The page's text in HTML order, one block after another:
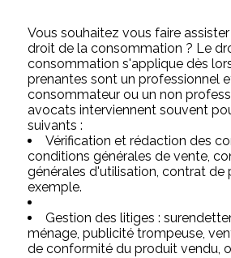
Vous souhaitez vous faire
droit de la consommation ? Le
consommation s'applique dès
prenantes sont un professionnel
consommateur ou un non
avocats interviennent souvent
suivants :
Vérification et rédaction des
conditions générales de vente,
générales d'utilisation, contrat de
exemple.
Gestion des litiges :
ménage, publicité trompeuse,
de conformité du produit vendu,